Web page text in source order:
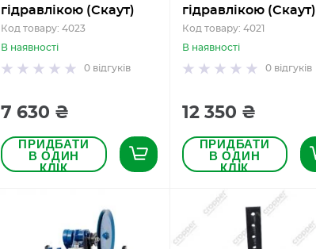
гідравлікою (Скаут)
Код товару: 4023
В наявності
0 відгуків
7 630 ₴
ПРИДБАТИ
В ОДИН
КЛІК
гідравлікою (Скаут)
Код товару: 4021
В наявності
0 відгуків
12 350 ₴
ПРИДБАТИ
В ОДИН
КЛІК